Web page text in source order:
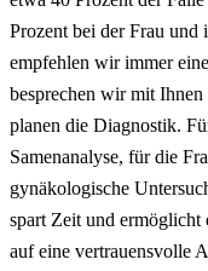
Prozent bei der Frau und
empfehlen wir immer
besprechen wir mit
planen die Diagnostik.
Samenanalyse, für die
gynäkologische
spart Zeit und ermöglicht
auf eine vertrauensvolle